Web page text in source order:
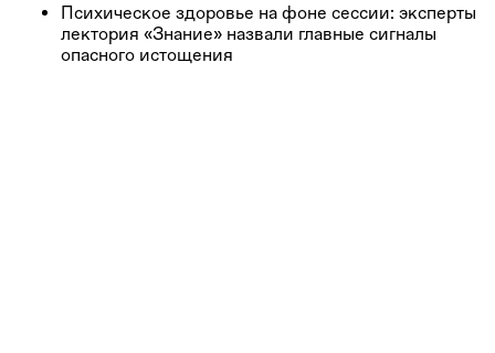
Психическое здоровье на фоне сессии: эксперты
лектория «Знание» назвали главные сигналы
опасного истощения